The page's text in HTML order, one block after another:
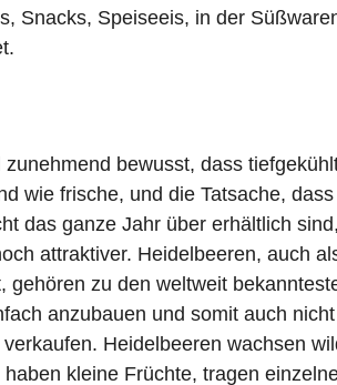
Snacks, Speiseeis, in der
bewusst, dass
wie frische, und die Tatsache,
das ganze Jahr über erhältlich
attraktiver. Heidelbeeren, auch
gehören zu den weltweit
anzubauen und somit auch
Heidelbeeren wachsen
kleine Früchte, tragen